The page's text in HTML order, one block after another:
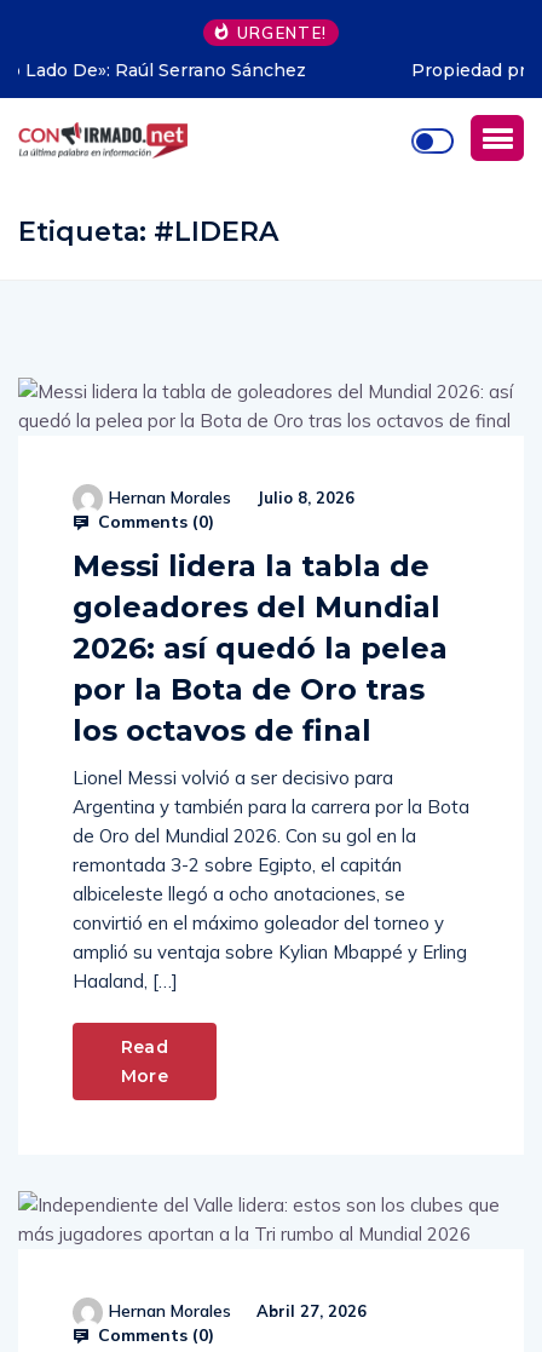
URGENTE!
Propiedad privada en Argentina: hasta dónde pudo
avanzar Milei
Etiqueta: #LIDERA
Hernan Morales Julio 8, 2026
Comments (0)
Messi lidera la tabla de
goleadores del Mundial
2026: así quedó la pelea
por la Bota de Oro tras
los octavos de final
Lionel Messi volvió a ser decisivo para
Argentina y también para la carrera por la Bota
de Oro del Mundial 2026. Con su gol en la
remontada 3-2 sobre Egipto, el capitán
albiceleste llegó a ocho anotaciones, se
convirtió en el máximo goleador del torneo y
amplió su ventaja sobre Kylian Mbappé y Erling
Haaland, […]
Read
More
Hernan Morales Abril 27, 2026
Comments (0)